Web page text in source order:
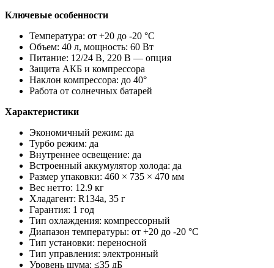
Ключевые особенности
Температура: от +20 до -20 °C
Объем: 40 л, мощность: 60 Вт
Питание: 12/24 В, 220 В — опция
Защита АКБ и компрессора
Наклон компрессора: до 40°
Работа от солнечных батарей
Характеристики
Экономичный режим: да
Турбо режим: да
Внутреннее освещение: да
Встроенный аккумулятор холода: да
Размер упаковки: 460 × 735 × 470 мм
Вес нетто: 12.9 кг
Хладагент: R134a, 35 г
Гарантия: 1 год
Тип охлаждения: компрессорный
Диапазон температуры: от +20 до -20 °C
Тип установки: переносной
Тип управления: электронный
Уровень шума: ≤35 дБ